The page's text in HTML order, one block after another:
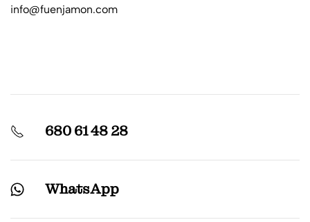
info@fuenjamon.com
680 61 48 28
WhatsApp